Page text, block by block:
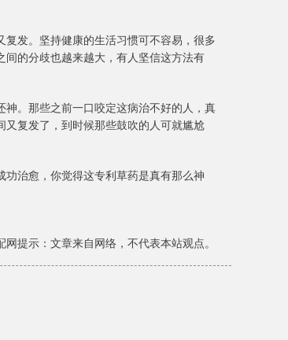
发。坚持健康的生活习惯可不容易，很多
的分歧也越来越大，有人坚信这方法有
。那些之前一口咬定这病治不好的人，真
复发了，到时候那些鼓吹的人可就尴尬
治愈，你觉得这专利草药是真有那么神
网提示：文章来自网络，不代表本站观点。